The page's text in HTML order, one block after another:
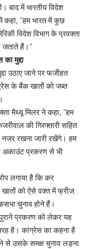
बाद में भारतीय विदेश
कहा, “हम भारत में कुछ
विदेश विभाग के प्रवक्ता
जताते हैं।”
मुद्दा
उठाए जाने पर फजीहत
के बैंक खातों को जब्त
मैथ्यू मिलर ने कहा, “हम
की गिरफ्तारी सहित
नजर रखना जारी रखेंगे। हम
प्रकरण से भी
लगाया है कि कर
को ऐसे वक्त में फ्रीज
चुनाव होने हैं।
प्रकरण को लेकर यह
है। कांग्रेस का कहना है
से उसके समक्ष चुनाव लड़ना